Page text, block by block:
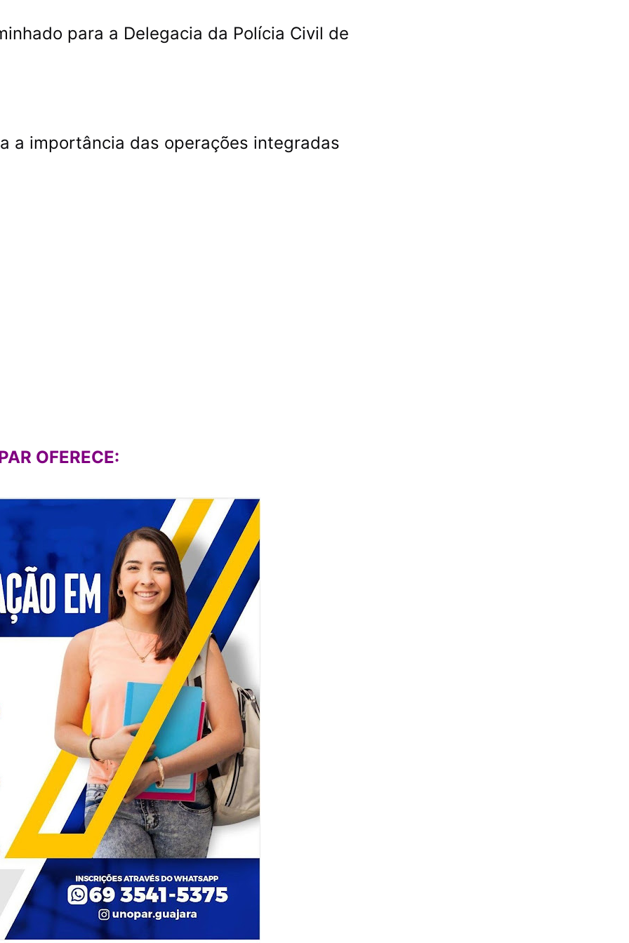
para a Delegacia da Polícia Civil de
a importância das operações integradas
OFERECE: